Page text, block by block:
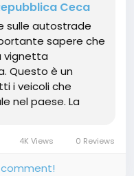
Ceca
sulle autostrade
sapere che
vignetta
Questo è un
i veicoli che
nel paese. La
4K Views 0 Reviews
comment!